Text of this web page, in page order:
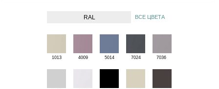
RAL ВСЕ ЦВЕТА
4009 5014 7024
1013 7036